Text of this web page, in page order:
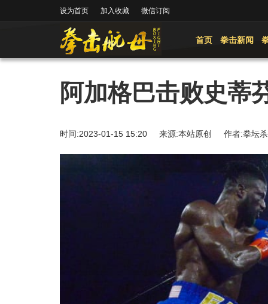
设为首页 加入收藏 微信订阅
首页 拳击新闻
阿加格巴击败史蒂
时间:2023-01-15 15:20 来源:本站原创 作者:拳